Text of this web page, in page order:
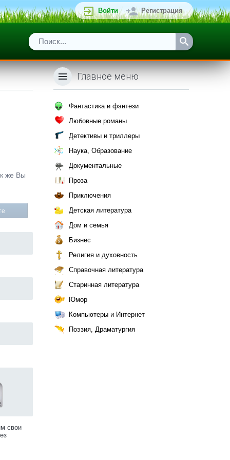
Войти Регистрация
же Вы
свои
Главное меню
Фантастика и фэнтези
Любовные романы
Детективы и триллеры
Наука, Образование
Документальные
Проза
Приключения
Детская литература
Дом и семья
Бизнес
Религия и духовность
Справочная литература
Старинная литература
Юмор
Компьютеры и Интернет
Поэзия, Драматургия